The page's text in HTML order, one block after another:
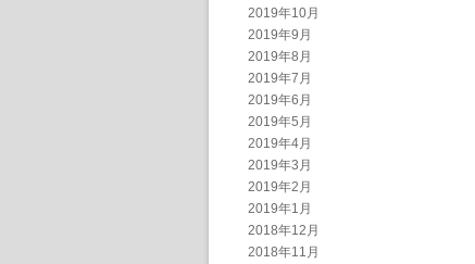
2019年10月
2019年9月
2019年8月
2019年7月
2019年6月
2019年5月
2019年4月
2019年3月
2019年2月
2019年1月
2018年12月
2018年11月